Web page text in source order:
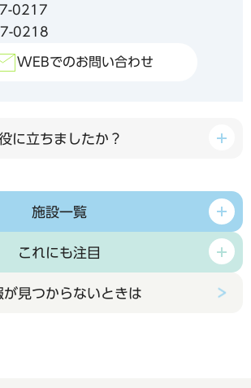
0217
0218
WEBでのお問い合わせ
に立ちましたか？
施設一覧
これにも注目
が見つからないときは